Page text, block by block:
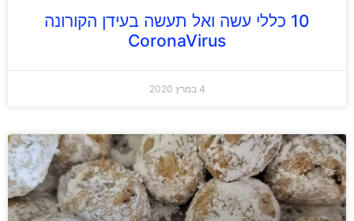
10 כללי עשה ואל תעשה בעידן הקורונה
CoronaVirus
4 במרץ 2020